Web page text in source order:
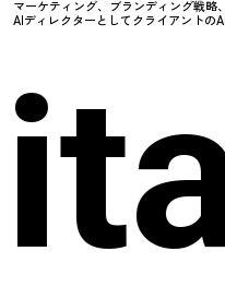
マーケティング、ブランディング戦略
AIディレクターとしてクライアントの